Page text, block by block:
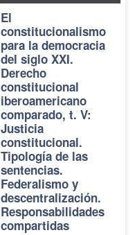
El
constitucionalismo
para la democracia
del siglo XXI.
Derecho
constitucional
iberoamericano
comparado, t. V:
Justicia
constitucional.
Tipología de las
sentencias.
Federalismo y
descentralización.
Responsabilidades
compartidas